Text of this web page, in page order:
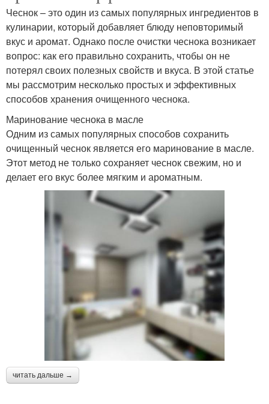
Чеснок – это один из самых популярных ингредиентов в
кулинарии, который добавляет блюду неповторимый
вкус и аромат. Однако после очистки чеснока возникает
вопрос: как его правильно сохранить, чтобы он не
потерял своих полезных свойств и вкуса. В этой статье
мы рассмотрим несколько простых и эффективных
способов хранения очищенного чеснока.
Маринование чеснока в масле
Одним из самых популярных способов сохранить
очищенный чеснок является его маринование в масле.
Этот метод не только сохраняет чеснок свежим, но и
делает его вкус более мягким и ароматным.
читать дальше →